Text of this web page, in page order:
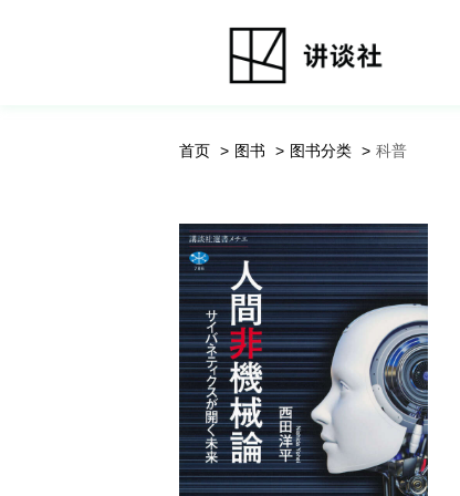
首页 图书 图书分类 科普